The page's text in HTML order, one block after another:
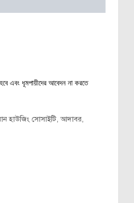
এবং ধূমপায়ীদের আবেদন না করতে
হাউজিং সোসাইটি, আদাবর,